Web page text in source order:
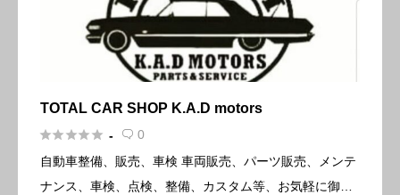
TOTAL CAR SHOP K.A.D motors
 -  0
自動車整備、販売、車検 車両販売、パーツ販売、メンテ
ナンス、車検、点検、整備、カスタム等、お気軽に御相